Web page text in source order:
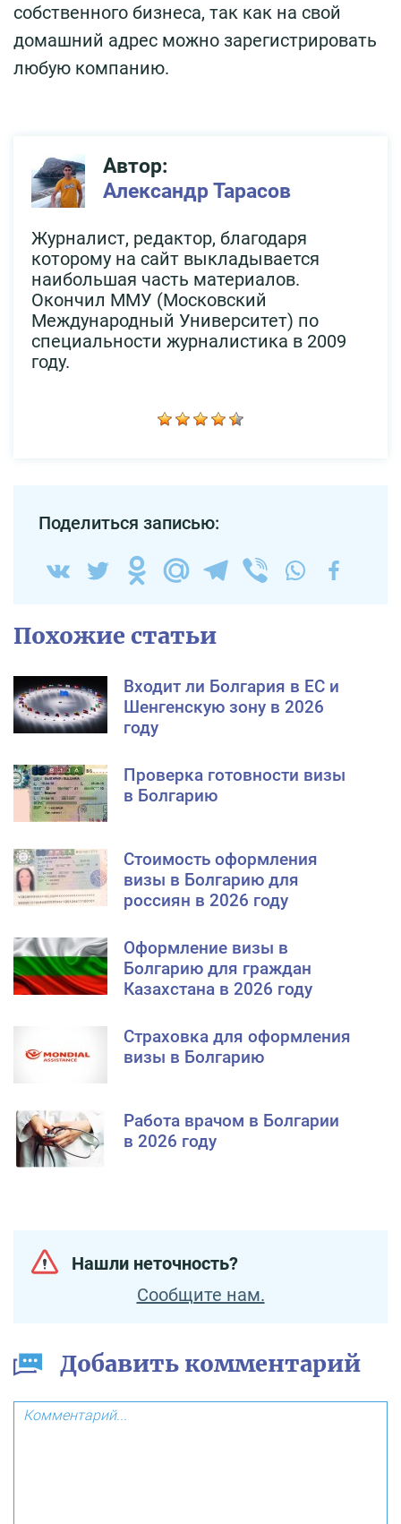
собственного бизнеса, так как на свой
домашний адрес можно зарегистрировать
любую компанию.
Автор:
Александр Тарасов
Журналист, редактор, благодаря
которому на сайт выкладывается
наибольшая часть материалов.
Окончил ММУ (Московский
Международный Университет) по
специальности журналистика в 2009
году.
Поделиться записью:
Похожие статьи
Входит ли Болгария в ЕС и
Шенгенскую зону в 2026
году
Проверка готовности визы
в Болгарию
Стоимость оформления
визы в Болгарию для
россиян в 2026 году
Оформление визы в
Болгарию для граждан
Казахстана в 2026 году
Страховка для оформления
визы в Болгарию
Работа врачом в Болгарии
в 2026 году
Нашли неточность?
Сообщите нам.
Добавить комментарий